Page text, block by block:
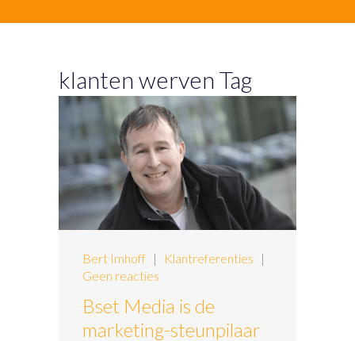
klanten werven Tag
Bert Imhoff | Klantreferenties |
Geen reacties
Bset Media is de
marketing-steunpilaar